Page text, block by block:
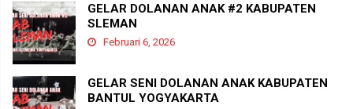
GELAR DOLANAN ANAK #2 KABUPATEN
SLEMAN
Februari 6, 2026
GELAR SENI DOLANAN ANAK KABUPATEN
BANTUL YOGYAKARTA